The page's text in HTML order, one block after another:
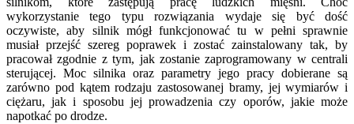
wykorzystanie tego typu rozwiązania wydaje się być dość
oczywiste, aby silnik mógł funkcjonować tu w pełni sprawnie
musiał przejść szereg poprawek i zostać zainstalowany tak, by
pracował zgodnie z tym, jak zostanie zaprogramowany w centrali
sterującej. Moc silnika oraz parametry jego pracy dobierane są
zarówno pod kątem rodzaju zastosowanej bramy, jej wymiarów i
ciężaru, jak i sposobu jej prowadzenia czy oporów, jakie może
napotkać po drodze.